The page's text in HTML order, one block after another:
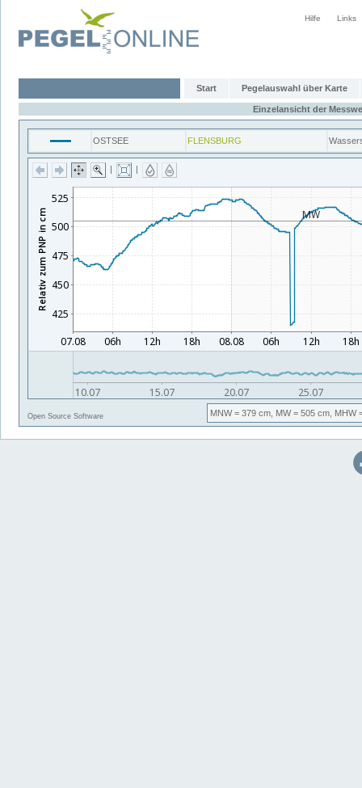
Hilfe Links
Start Pegelauswahl über Karte
Einzelansicht der
OSTSEE FLENSBURG
| |
Open Source Software MNW= 379 cm, MW= 505 cm, MHW